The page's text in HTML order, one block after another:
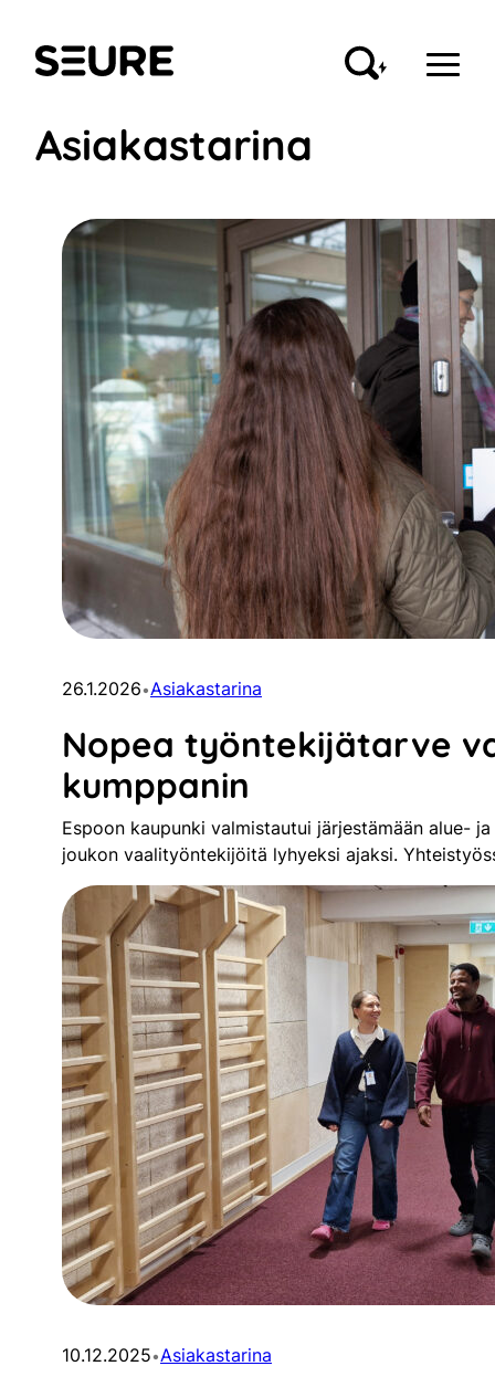
sisältöön
Seure
Asiakastarina
26.1.2026•Asiakastarina
Nopea työntekijätarve
kumppanin
Espoon kaupunki valmistautui järjestämään alue-
joukon vaalityöntekijöitä lyhyeksi ajaksi.
10.12.2025•Asiakastarina